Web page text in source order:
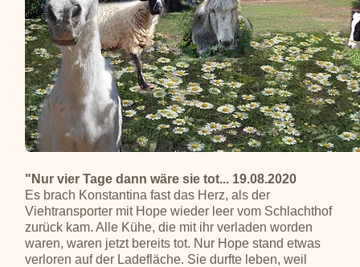
"Nur vier Tage dann wäre sie tot... 19.08.2020
Es brach Konstantina fast das Herz, als der
Viehtransporter mit Hope wieder leer vom Schlachthof
zurück kam. Alle Kühe, die mit ihr verladen worden
waren, waren jetzt bereits tot. Nur Hope stand etwas
verloren auf der Ladefläche. Sie durfte leben, weil